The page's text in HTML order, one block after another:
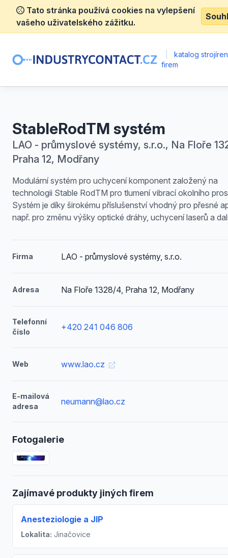
Tato stránka používá cookies na vylepšení
vašeho uživatelského zážitku.
katalog
firem
StableRodTM systém
LAO - průmyslové systémy, s.r.o., Na Floře
Praha 12, Modřany
Modulární systém pro uchycení komponent založený na
technologii Stable RodTM pro tlumení vibrací okolního
Systém je díky širokému příslušenství vhodný pro přesné
např. pro změnu výšky optické dráhy, uchycení laserů a
Firma LAO - průmyslové systémy, s.r.o.
Adresa Na Floře 1328/4, Praha 12, Modřany
Telefonní
číslo
+420 241 046 806
Web www.lao.cz
E-mailová
adresa
neumann@lao.cz
Fotogalerie
Zajímavé produkty jiných firem
Anesteziologie a JIP
Lokalita: Jinačovice